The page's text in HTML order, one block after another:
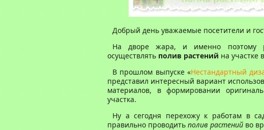
Добрый день уважаемые посетители и
На дворе жара, и именно поэтому
осуществлять полив растений на участке
В прошлом выпуске «Нестандартный
представил интересный вариант
материалов, в формировании
участка.
Ну а сегодня перехожу к работам в
правильно проводить полив растений во